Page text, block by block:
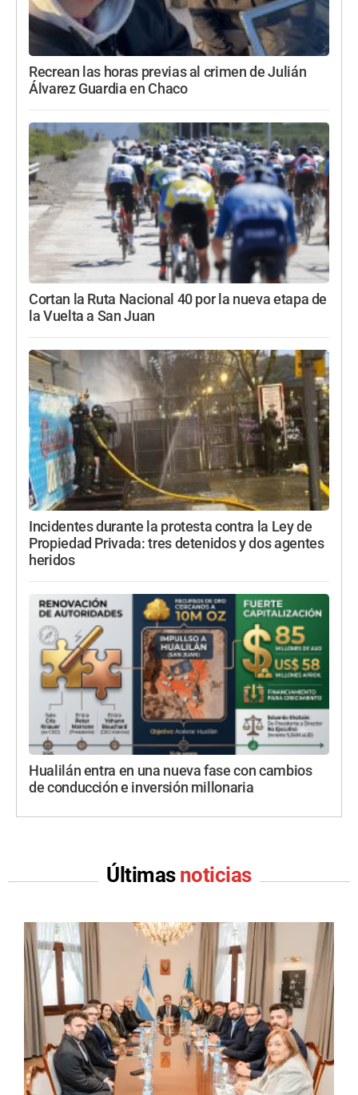
Recrean las horas previas al crimen de Julián
Álvarez Guardia en Chaco
Cortan la Ruta Nacional 40 por la nueva etapa de
la Vuelta a San Juan
Incidentes durante la protesta contra la Ley de
Propiedad Privada: tres detenidos y dos agentes
heridos
Hualilán entra en una nueva fase con cambios
de conducción e inversión millonaria
Últimas noticias